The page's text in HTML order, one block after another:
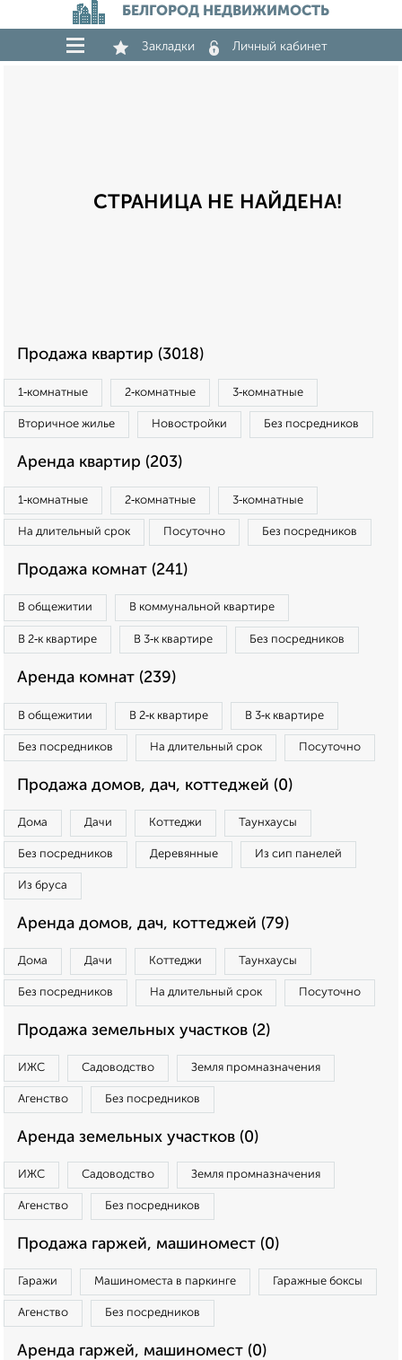
БЕЛГОРОД НЕДВИЖИМОСТЬ
Закладки Личный кабинет
СТРАНИЦА НЕ НАЙДЕНА!
Продажа квартир (3018)
1‑комнатные 2‑комнатные 3‑комнатные
Вторичное жилье Новостройки Без посредников
Аренда квартир (203)
1‑комнатные 2‑комнатные 3‑комнатные
На длительный срок Посуточно Без посредников
Продажа комнат (241)
В общежитии В коммунальной квартире
В 2‑к квартире В 3‑к квартире Без посредников
Аренда комнат (239)
В общежитии В 2‑к квартире В 3‑к квартире
Без посредников На длительный срок Посуточно
Продажа домов, дач, коттеджей (0)
Дома Дачи Коттеджи Таунхаусы
Без посредников Деревянные Из сип панелей
Из бруса
Аренда домов, дач, коттеджей (79)
Дома Дачи Коттеджи Таунхаусы
Без посредников На длительный срок Посуточно
Продажа земельных участков (2)
ИЖС Садоводство Земля промназначения
Агенство Без посредников
Аренда земельных участков (0)
ИЖС Садоводство Земля промназначения
Агенство Без посредников
Продажа гаржей, машиномест (0)
Гаражи Машиноместа в паркинге Гаражные боксы
Агенство Без посредников
Аренда гаржей, машиномест (0)